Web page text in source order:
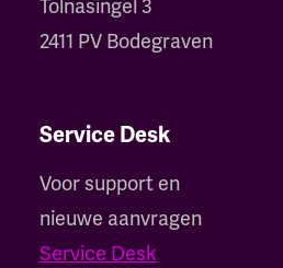
Service Desk
Voor support en
nieuwe aanvragen
Service Desk
Tolnasingel 3
2411 PV Bodegraven